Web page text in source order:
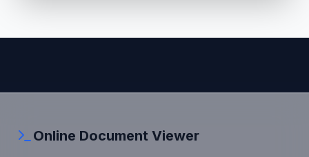
Online Document Viewer